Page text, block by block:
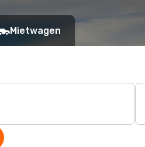
Mietwagen